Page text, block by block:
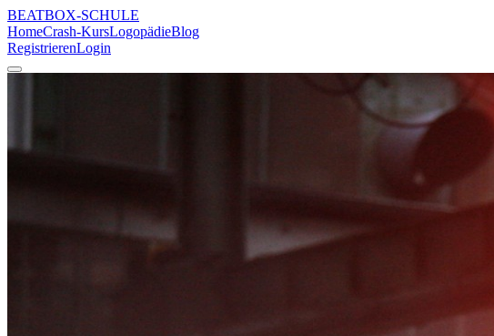
BEATBOX-SCHULE
HomeCrash-KursLogopädieBlog
RegistrierenLogin